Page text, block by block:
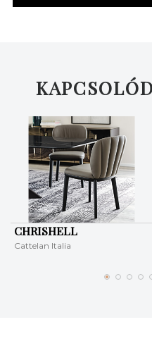
CHRISHELL
Cattelan Italia